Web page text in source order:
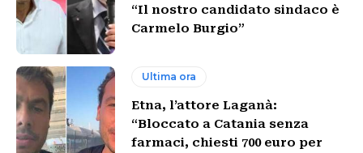
“Il nostro candidato sindaco è
Carmelo Burgio”
Ultima ora
Etna, l’attore Laganà:
“Bloccato a Catania senza
farmaci, chiesti 700 euro per